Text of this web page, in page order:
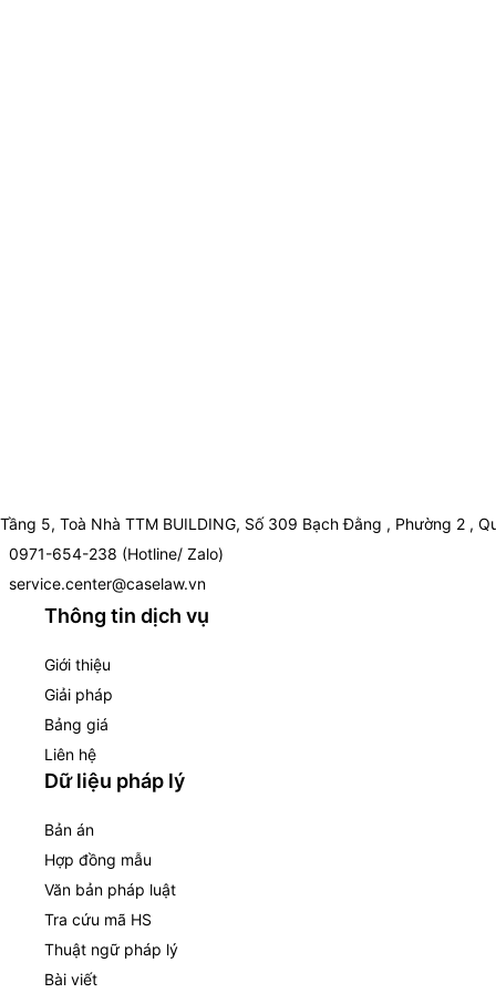
Tầng 5, Toà Nhà TTM BUILDING, Số 309 Bạch Đằng , Phường 2 ,
0971-654-238 (Hotline/ Zalo)
service.center@caselaw.vn
Thông tin dịch vụ
Giới thiệu
Giải pháp
Bảng giá
Liên hệ
Dữ liệu pháp lý
Bản án
Hợp đồng mẫu
Văn bản pháp luật
Tra cứu mã HS
Thuật ngữ pháp lý
Bài viết